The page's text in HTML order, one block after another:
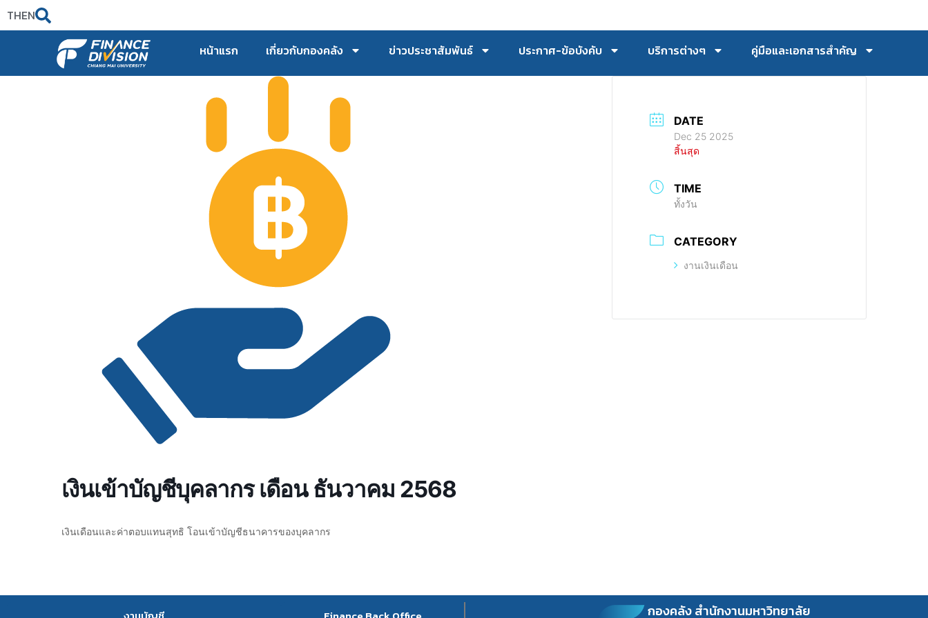
THEN
หน้าแรก เกี่ยวกับกองคลัง ข่าวประชาสัมพันธ์ ประกาศ-ข้อบังคับ บริการต่างๆ คู่มือและเอกสารสำคัญ
เงินเข้าบัญชีบุคลากร เดือน ธันวาคม 2568
เงินเดือนและค่าตอบแทนสุทธิ โอนเข้าบัญชีธนาคารของบุคลากร
DATE
Dec 25 2025
สิ้นสุด
TIME
ทั้งวัน
CATEGORY
งานเงินเดือน
กองคลัง สำนักงานมหาวิทยาลัย